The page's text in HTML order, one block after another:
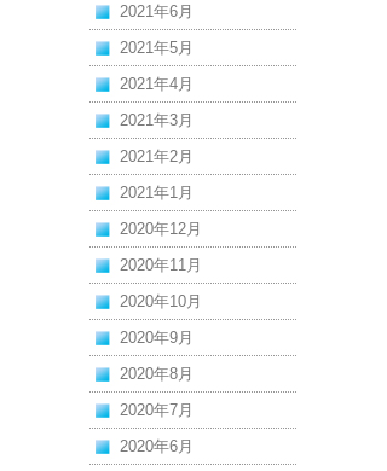
2021年6月
2021年5月
2021年4月
2021年3月
2021年2月
2021年1月
2020年12月
2020年11月
2020年10月
2020年9月
2020年8月
2020年7月
2020年6月